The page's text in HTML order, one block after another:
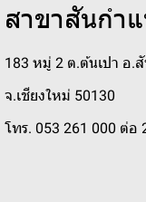
สาขาสันกำ
183 หมู่ 2 ต.ต้นเปา อ.
จ.เชียงใหม่ 50130
โทร. 053 261 000 ต่อ